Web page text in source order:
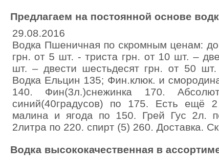
Предлагаем на постоянной основе
29.08.2016
Водка Пшеничная по скромным ценам: до
грн. от 5 шт. - триста грн. от 10 шт. –
шт. – двести шестьдесят грн. от 50 шт.
Водка Ельцин 135; Фин.клюк. и
140. Фин(3л.)снежинка 170.
синий(40градусов) по 175. Есть ещё
малина и ягода по 150. Грей Гус 2л.
2литра по 220. спирт (5) 260. Доставка.
Водка высококачественная в